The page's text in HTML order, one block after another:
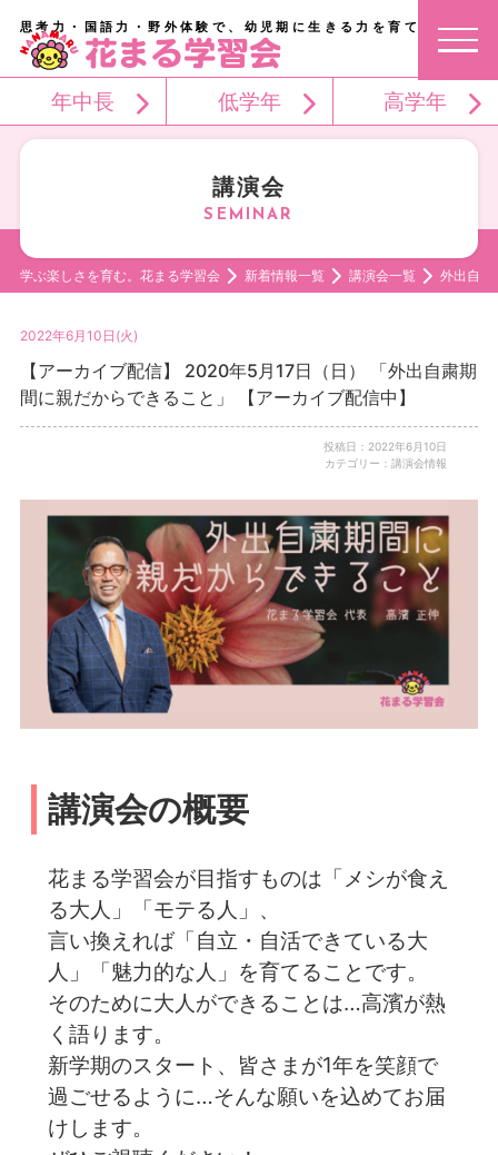
思考力・国語力・野外体験で、幼児期に生きる力を育てる。
年中長 低学年 高学年
講演会
学ぶ楽しさを育む。花まる学習会 新着情報一覧 講演会一覧 外出自粛
2022年6月10日(火)
【アーカイブ配信】 2020年5月17日（日） 「外出自粛期
間に親だからできること」 【アーカイブ配信中】
投稿日：2022年6月10日
カテゴリー：講演会情報
講演会の概要
花まる学習会が目指すものは「メシが食え
る大人」「モテる人」、
言い換えれば「自立・自活できている大
人」「魅力的な人」を育てることです。
そのために大人ができることは…高濱が熱
く語ります。
新学期のスタート、皆さまが1年を笑顔で
過ごせるように…そんな願いを込めてお届
けします。